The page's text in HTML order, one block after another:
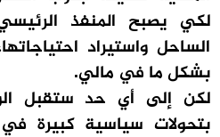
لكي يصبح المنفذ
الساحل واستيراد
بشكل ما في مالي.
لكن إلى أي حد ستقبل
بتحولات سياسية كبيرة في